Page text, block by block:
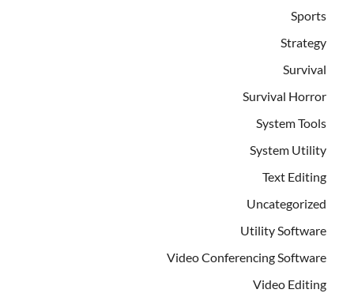
Sports
Strategy
Survival
Survival Horror
System Tools
System Utility
Text Editing
Uncategorized
Utility Software
Video Conferencing Software
Video Editing